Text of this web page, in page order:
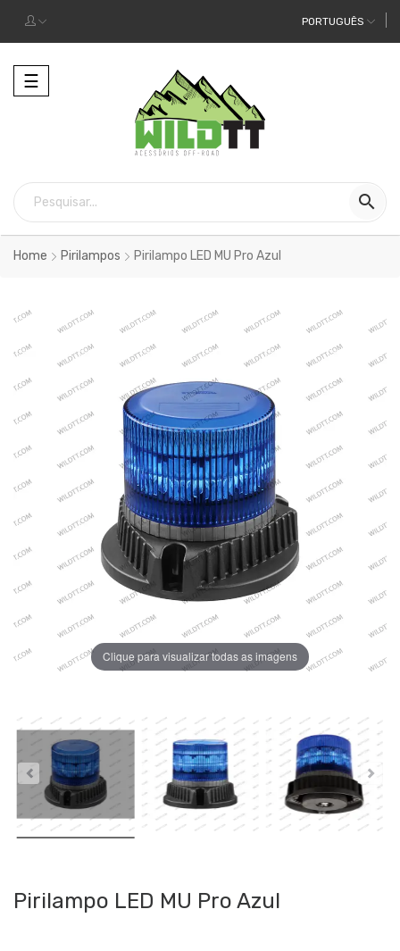
PORTUGUÊS
Alternar
a
☰

Home Pirilampos Pirilampo LED MU Pro Azul
Clique para visualizar todas as imagens
Pirilampo LED MU Pro Azul